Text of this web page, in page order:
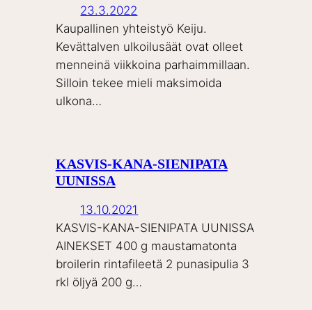
23.3.2022
Kaupallinen yhteistyö Keiju.
Kevättalven ulkoilusäät ovat olleet
menneinä viikkoina parhaimmillaan.
Silloin tekee mieli maksimoida
ulkona…
KASVIS-KANA-SIENIPATA
UUNISSA
13.10.2021
KASVIS-KANA-SIENIPATA UUNISSA
AINEKSET 400 g maustamatonta
broilerin rintafileetä 2 punasipulia 3
rkl öljyä 200 g…